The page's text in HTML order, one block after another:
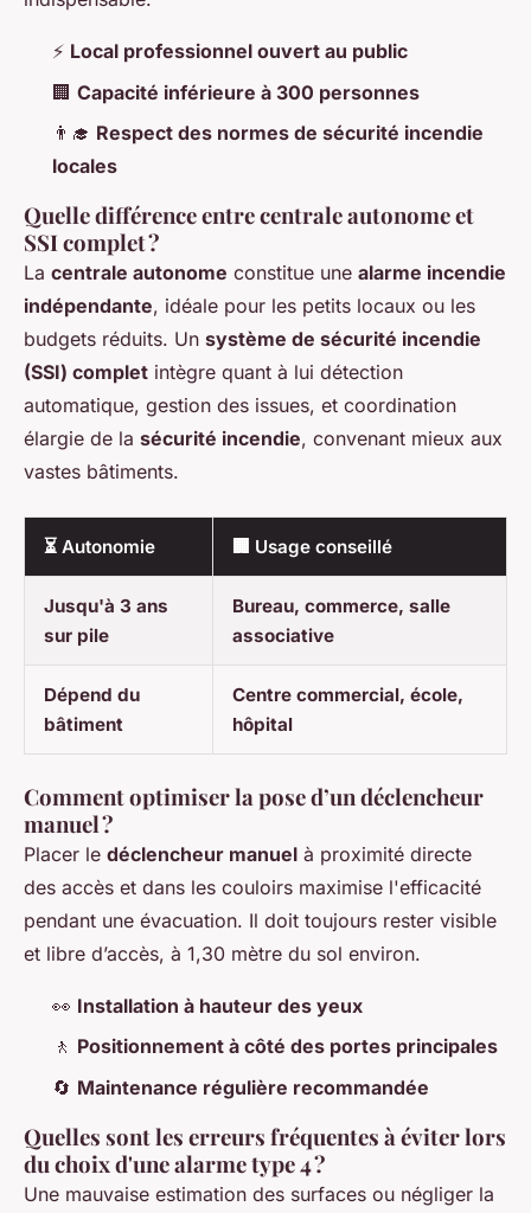
⚡ Local professionnel ouvert au public
🏢 Capacité inférieure à 300 personnes
👨‍🎓 Respect des normes de sécurité incendie
locales
Quelle différence entre centrale autonome et
SSI complet ?
La centrale autonome constitue une alarme incendie
indépendante, idéale pour les petits locaux ou les
budgets réduits. Un système de sécurité incendie
(SSI) complet intègre quant à lui détection
automatique, gestion des issues, et coordination
élargie de la sécurité incendie, convenant mieux aux
vastes bâtiments.
⏳ Autonomie 🏢 Usage conseillé
Jusqu'à 3 ans
sur pile
Bureau, commerce, salle
associative
Dépend du
bâtiment
Centre commercial, école,
hôpital
Comment optimiser la pose d’un déclencheur
manuel ?
Placer le déclencheur manuel à proximité directe
des accès et dans les couloirs maximise l'efficacité
pendant une évacuation. Il doit toujours rester visible
et libre d’accès, à 1,30 mètre du sol environ.
👀 Installation à hauteur des yeux
🚶 Positionnement à côté des portes principales
🔄 Maintenance régulière recommandée
Quelles sont les erreurs fréquentes à éviter lors
du choix d'une alarme type 4 ?
Une mauvaise estimation des surfaces ou négliger la